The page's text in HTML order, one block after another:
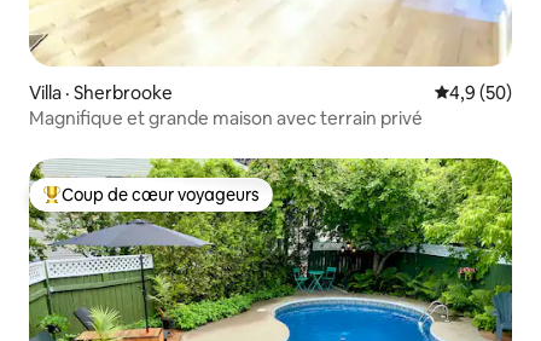
Villa · Sherbrooke Note
4,9 (50)
Magnifique et grande maison avec terrain privé
Coup de cœur voyageurs parmi les plus aimés
Coup de cœur voyageurs